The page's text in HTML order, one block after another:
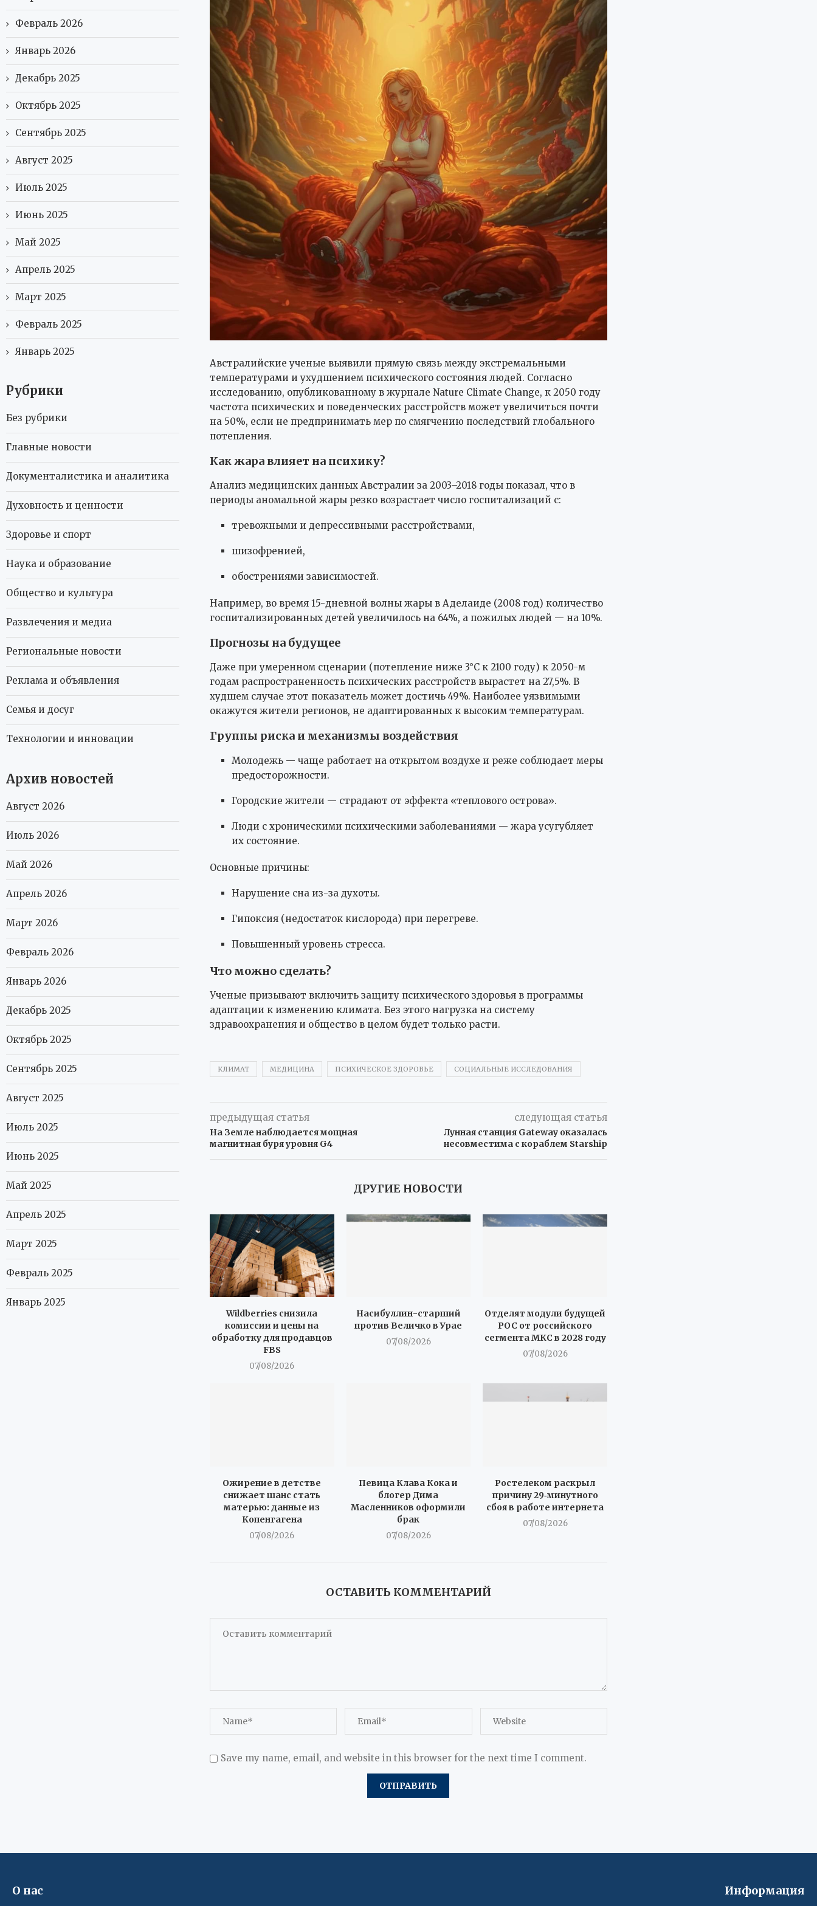
Австралийские ученые выявили прямую связь между экстремальными
температурами и ухудшением психического состояния людей. Согласно
исследованию, опубликованному в журнале Nature Climate Change, к 2050 году
частота психических и поведенческих расстройств может увеличиться почти
на 50%, если не предпринимать мер по смягчению последствий глобального
потепления.
Как жара влияет на психику?
Анализ медицинских данных Австралии за 2003–2018 годы показал, что в
периоды аномальной жары резко возрастает число госпитализаций с:
тревожными и депрессивными расстройствами,
шизофренией,
обострениями зависимостей.
Например, во время 15-дневной волны жары в Аделаиде (2008 год) количество
госпитализированных детей увеличилось на 64%, а пожилых людей — на 10%.
Прогнозы на будущее
Даже при умеренном сценарии (потепление ниже 3°C к 2100 году) к 2050-м
годам распространенность психических расстройств вырастет на 27,5%. В
худшем случае этот показатель может достичь 49%. Наиболее уязвимыми
окажутся жители регионов, не адаптированных к высоким температурам.
Группы риска и механизмы воздействия
Молодежь — чаще работает на открытом воздухе и реже соблюдает меры
предосторожности.
Городские жители — страдают от эффекта «теплового острова».
Люди с хроническими психическими заболеваниями — жара усугубляет
их состояние.
Основные причины:
Нарушение сна из-за духоты.
Гипоксия (недостаток кислорода) при перегреве.
Повышенный уровень стресса.
Что можно сделать?
Ученые призывают включить защиту психического здоровья в программы
адаптации к изменению климата. Без этого нагрузка на систему
здравоохранения и общество в целом будет только расти.
КЛИМАТ МЕДИЦИНА ПСИХИЧЕСКОЕ ЗДОРОВЬЕ СОЦИАЛЬНЫЕ ИССЛЕДОВАНИЯ
предыдущая статья
На Земле наблюдается мощная
магнитная буря уровня G4
следующая статья
Лунная станция Gateway оказалась
несовместима с кораблем Starship
ДРУГИЕ НОВОСТИ
Wildberries снизила
комиссии и цены на
обработку для продавцов
FBS
07/08/2026
Насибуллин-старший
против Величко в Урае
07/08/2026
Отделят модули будущей
РОС от российского
сегмента МКС в 2028 году
07/08/2026
Ожирение в детстве
снижает шанс стать
матерью: данные из
Копенгагена
07/08/2026
Певица Клава Кока и
блогер Дима
Масленников оформили
брак
07/08/2026
Ростелеком раскрыл
причину 29‑минутного
сбоя в работе интернета
07/08/2026
ОСТАВИТЬ КОММЕНТАРИЙ
Save my name, email, and website in this browser for the next time I comment.
Февраль 2026
Январь 2026
Декабрь 2025
Октябрь 2025
Сентябрь 2025
Август 2025
Июль 2025
Июнь 2025
Май 2025
Апрель 2025
Март 2025
Февраль 2025
Январь 2025
Рубрики
Без рубрики
Главные новости
Документалистика и аналитика
Духовность и ценности
Здоровье и спорт
Наука и образование
Общество и культура
Развлечения и медиа
Региональные новости
Реклама и объявления
Семья и досуг
Технологии и инновации
Архив новостей
Август 2026
Июль 2026
Май 2026
Апрель 2026
Март 2026
Февраль 2026
Январь 2026
Декабрь 2025
Октябрь 2025
Сентябрь 2025
Август 2025
Июль 2025
Июнь 2025
Май 2025
Апрель 2025
Март 2025
Февраль 2025
Январь 2025
О нас Информация